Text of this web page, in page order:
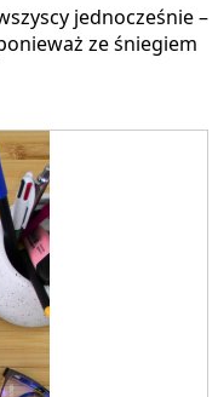
jednocześnie –
ze śniegiem